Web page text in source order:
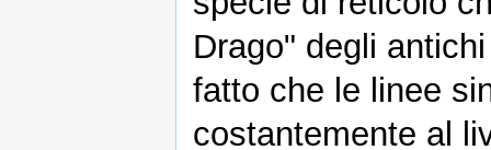
Drago" degli
fatto che le linee
costantemente al